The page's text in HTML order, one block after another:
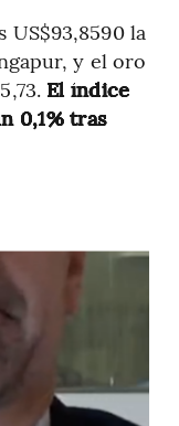
US$93,8590 la
y el oro
El índice
0,1% tras